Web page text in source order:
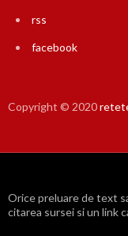
rss
facebook
Copyright © 2020
Orice preluare de text
citarea sursei si un link